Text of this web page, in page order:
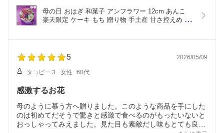
一方で、お召し上がりいただく際の食べにくさや、
解凍後のおはぎのお米が硬くなってしまったとのこと、
いただきましたご意見は今後の商品案内の参考にさせていただく
生産者とも共有させていただきます。
この度は率直なご感想をお聞かせいただき、誠にありがとうござ
母の日 おはぎ 和菓子 アンフラワー 12cm あんこ
楽天限定 ケーキ もち 贈り物 手土産 甘さ控えめ 御
5 2026/05/09
タコピー３ 女性 60代
感激するお花
母のように慕う方へ贈りました。このような商品を手にした
のは初めてだそうで驚きと感激で食べるのがもったいないと
おっしゃってみえました。見た目も素敵だし味もとても良か